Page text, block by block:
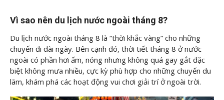
Vì sao nên du lịch nước ngoài tháng 8?
Du lịch nước ngoài tháng 8 là “thời khắc vàng” cho những
chuyến đi dài ngày. Bên cạnh đó, thời tiết tháng 8 ở nước
ngoài có phần hơi ấm, nóng nhưng không quá gay gắt đặc
biệt không mưa nhiều, cực kỳ phù hợp cho những chuyến du
lãm, khám phá các hoạt động vui chơi giải trí ở ngoài trời.